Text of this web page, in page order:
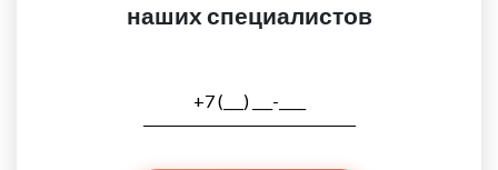
наших специалистов